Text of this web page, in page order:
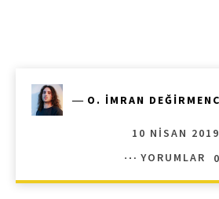
― O. İMRAN
10 NISAN 2019
YORUMLAR
0